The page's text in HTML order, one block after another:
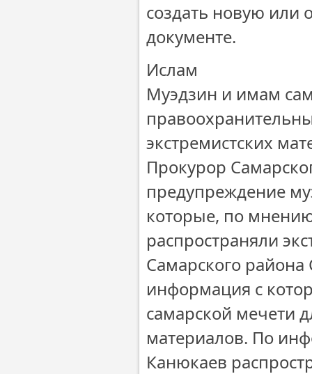
создать новую или
документе.
Ислам
Муэдзин и имам
экстремистских
Прокурор
предупреждение
которые, по
распространяли
Самарского
информация с
самарской мечети
материалов. По
Канюкаев